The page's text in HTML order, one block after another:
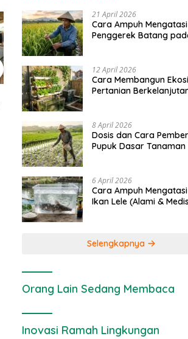
Penerapan IoT dalam
Pertanian Modern di Indonesia
21 April 2026
Cara Ampuh
Penggerek Batang
12 April 2026
Cara Membangun
Pertanian
8 April 2026
Dosis dan Cara
Pupuk Dasar Tanaman
6 April 2026
Cara Ampuh
Ikan Lele (Alami &
Selengkapnya
Orang Lain Sedang Membaca
Inovasi Ramah Lingkungan